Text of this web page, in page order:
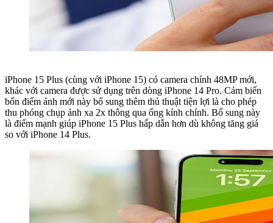
iPhone 15 Plus (cùng với iPhone 15) có camera chính 48MP mới,
khác với camera được sử dụng trên dòng iPhone 14 Pro. Cảm biến
bốn điểm ảnh mới này bổ sung thêm thủ thuật tiện lợi là cho phép
thu phóng chụp ảnh xa 2x thông qua ống kính chính. Bổ sung này
là điểm mạnh giúp iPhone 15 Plus hấp dẫn hơn dù không tăng giá
so với iPhone 14 Plus.